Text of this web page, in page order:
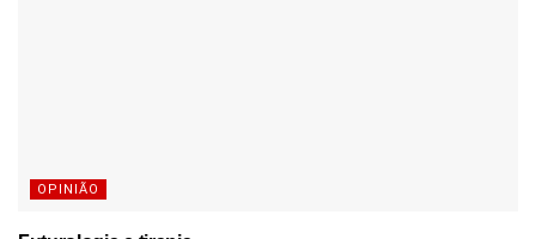
OPINIÃO